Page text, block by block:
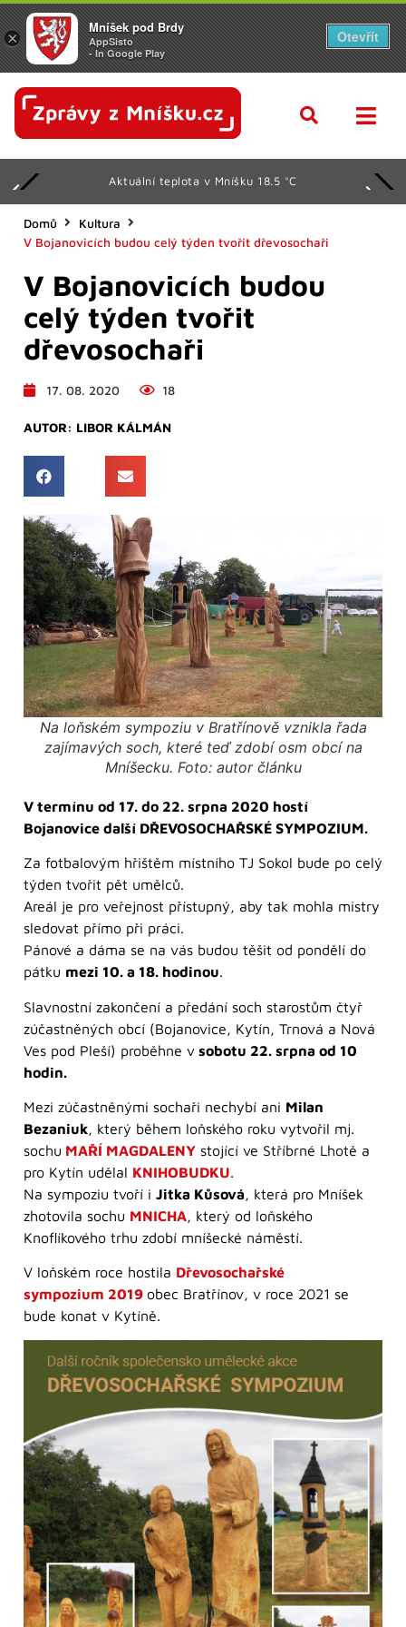
Aktuální teplota v Mníšku 18.5 °C
Domů
Kultura
V Bojanovicích budou celý týden tvořit dřevosochaři
V Bojanovicích budou
celý týden tvořit
dřevosochaři
17. 08. 2020 18
AUTOR: LIBOR KÁLMÁN
Na loňském sympoziu v Bratřínově vznikla řada
zajímavých soch, které teď zdobí osm obcí na
Mníšecku. Foto: autor článku
V termínu od 17. do 22. srpna 2020 hostí
Bojanovice další DŘEVOSOCHAŘSKÉ SYMPOZIUM.
Za fotbalovým hřištěm místního TJ Sokol bude po celý
týden tvořit pět umělců.
Areál je pro veřejnost přístupný, aby tak mohla mistry
sledovat přímo při práci.
Pánové a dáma se na vás budou těšit od pondělí do
pátku mezi 10. a 18. hodinou.
Slavnostní zakončení a předání soch starostům čtyř
zúčastněných obcí (Bojanovice, Kytín, Trnová a Nová
Ves pod Pleší) proběhne v sobotu 22. srpna od 10
hodin.
Mezi zúčastněnými sochaři nechybí ani Milan
Bezaniuk, který během loňského roku vytvořil mj.
sochu MAŘÍ MAGDALENY stojící ve Stříbrné Lhotě a
pro Kytín udělal KNIHOBUDKU.
Na sympoziu tvoří i Jitka Kůsová, která pro Mníšek
zhotovila sochu MNICHA, který od loňského
Knoflíkového trhu zdobí mníšecké náměstí.
V loňském roce hostila Dřevosochařské
sympozium 2019 obec Bratřínov, v roce 2021 se
bude konat v Kytíně.
×
Mníšek pod Brdy
AppSisto
- In Google Play
Otevřít